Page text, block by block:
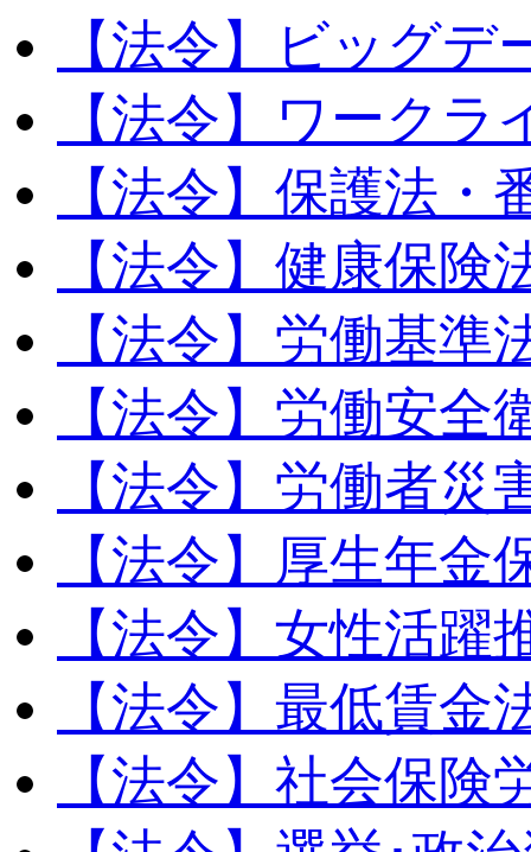
【法令】ビッグデ
【法令】ワークラ
【法令】保護法・
【法令】健康保険
【法令】労働基準
【法令】労働安全
【法令】労働者災
【法令】厚生年金
【法令】女性活躍
【法令】最低賃金
【法令】社会保険